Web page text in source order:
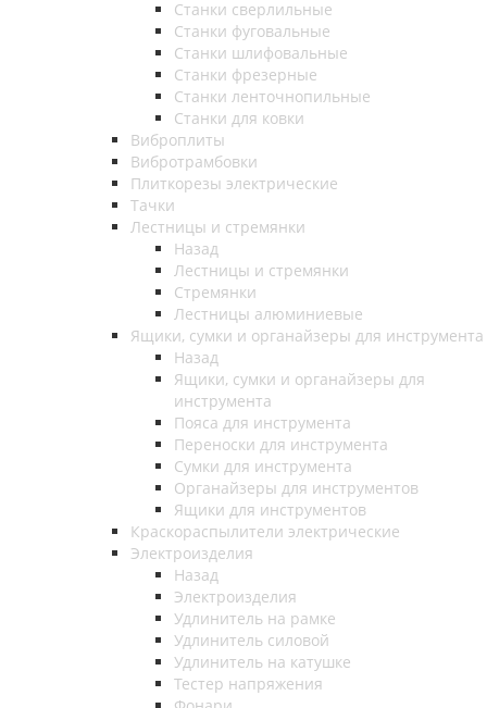
Станки сверлильные
Станки фуговальные
Станки шлифовальные
Станки фрезерные
Станки ленточнопильные
Станки для ковки
Виброплиты
Вибротрамбовки
Плиткорезы электрические
Тачки
Лестницы и стремянки
Назад
Лестницы и стремянки
Стремянки
Лестницы алюминиевые
Ящики, сумки и органайзеры для инструмента
Назад
Ящики, сумки и органайзеры для
инструмента
Пояса для инструмента
Переноски для инструмента
Сумки для инструмента
Органайзеры для инструментов
Ящики для инструментов
Краскораспылители электрические
Электроизделия
Назад
Электроизделия
Удлинитель на рамке
Удлинитель силовой
Удлинитель на катушке
Тестер напряжения